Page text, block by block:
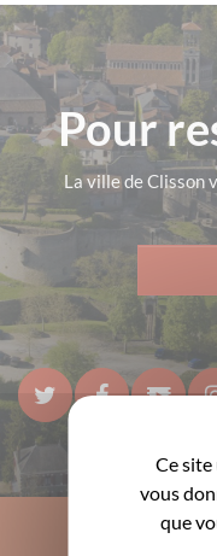
Pour
La ville de Clisson
Ce site
vous
que